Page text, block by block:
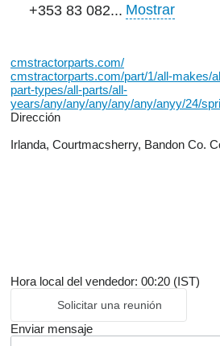
+353 83 082... Mostrar
cmstractorparts.com/
cmstractorparts.com/part/1/all-makes/
part-types/all-parts/all-
years/any/any/any/any/any/anyy/24/
Dirección
Irlanda, Courtmacsherry, Bandon Co.
Hora local del vendedor: 00:20 (IST)
Solicitar una reunión
Enviar mensaje